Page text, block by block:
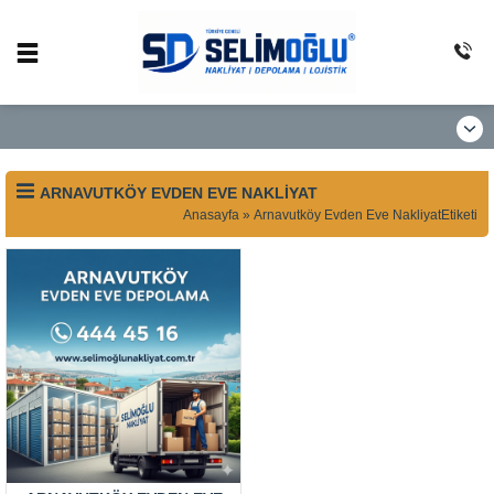
ARNAVUTKÖY EVDEN EVE NAKLIYAT
Anasayfa » Arnavutköy Evden Eve NakliyatEtiketi